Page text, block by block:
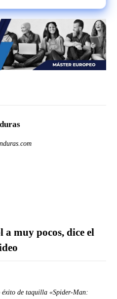
muy pocos, dice el
éxito de taquilla «Spider-Man: